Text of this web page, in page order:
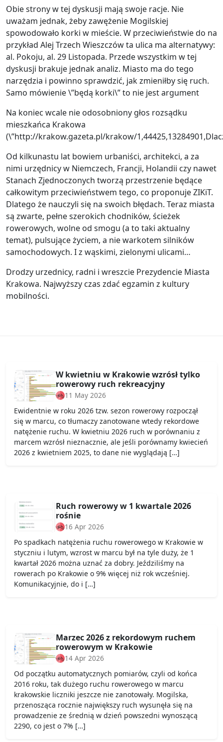
Obie strony w tej dyskusji mają swoje racje. Nie
uważam jednak, żeby zawężenie Mogilskiej
spowodowało korki w mieście. W przeciwieństwie do na
przykład Alej Trzech Wieszczów ta ulica ma alternatywy:
al. Pokoju, al. 29 Listopada. Przede wszystkim w tej
dyskusji brakuje jednak analiz. Miasto ma do tego
narzędzia i powinno sprawdzić, jak zmieniłby się ruch.
Samo mówienie \”będą korki\” to nie jest argument
Na koniec wcale nie odosobniony głos rozsądku
mieszkańca Krakowa
(\”http://krakow.gazeta.pl/krakow/
Od kilkunastu lat bowiem urbaniści, architekci, a za
nimi urzędnicy w Niemczech, Francji, Holandii czy nawet
Stanach Zjednoczonych tworzą przestrzenie będące
całkowitym przeciwieństwem tego, co proponuje ZIKiT.
Dlatego że nauczyli się na swoich błędach. Teraz miasta
są zwarte, pełne szerokich chodników, ścieżek
rowerowych, wolne od smogu (a to taki aktualny
temat), pulsujące życiem, a nie warkotem silników
samochodowych. I z wąskimi, zielonymi ulicami…
Drodzy urzednicy, radni i wreszcie Prezydencie Miasta
Krakowa. Najwyższy czas zdać egzamin z kultury
mobilności.
W kwietniu w Krakowie wzrósł tylko
rowerowy ruch rekreacyjny
11 May 2026
Ewidentnie w roku 2026 tzw. sezon rowerowy rozpoczął
się w marcu, co tłumaczy zanotowane wtedy rekordowe
natężenie ruchu. W kwietniu 2026 ruch w porównaniu z
marcem wzrósł nieznacznie, ale jeśli porównamy kwiecień
2026 z kwietniem 2025, to dane nie wyglądają […]
Ruch rowerowy w 1 kwartale 2026
rośnie
16 Apr 2026
Po spadkach natężenia ruchu rowerowego w Krakowie w
styczniu i lutym, wzrost w marcu był na tyle duży, że 1
kwartał 2026 można uznać za dobry. Jeździliśmy na
rowerach po Krakowie o 9% więcej niż rok wcześniej.
Komunikacyjnie, do i […]
Marzec 2026 z rekordowym ruchem
rowerowym w Krakowie
14 Apr 2026
Od początku automatycznych pomiarów, czyli od końca
2016 roku, tak dużego ruchu rowerowego w marcu
krakowskie liczniki jeszcze nie zanotowały. Mogilska,
przenosząca rocznie największy ruch wysunęła się na
prowadzenie ze średnią w dzień powszedni wynoszącą
2290, co jest o 7% […]